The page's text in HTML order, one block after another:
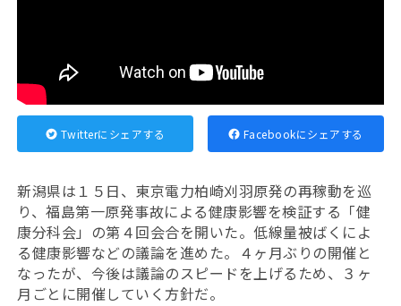
Twitterにシェアする Facebookにシェアする
新潟県は１５日、東京電力柏崎刈羽原発の再稼動を巡
り、福島第一原発事故による健康影響を検証する「健
康分科会」の第４回会合を開いた。低線量被ばくによ
る健康影響などの議論を進めた。４ヶ月ぶりの開催と
なったが、今後は議論のスピードを上げるため、３ヶ
月ごとに開催していく方針だ。